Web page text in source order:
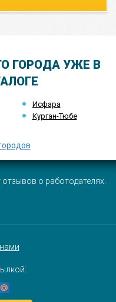
ГОРОДА УЖЕ В
Исфара
Курган-Тюбе
отзывов о работодателях.